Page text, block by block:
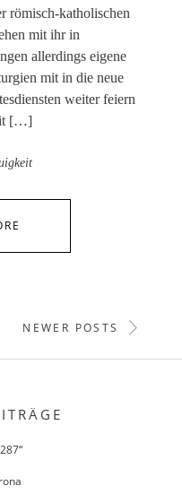
römisch-katholischen
mit ihr in
allerdings eigene
mit in die neue
weiter feiern
[…]
NEWER POSTS